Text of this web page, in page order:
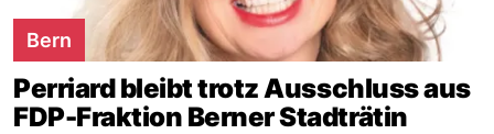
Bern
Perriard bleibt trotz Ausschluss aus
FDP-Fraktion Berner Stadträtin